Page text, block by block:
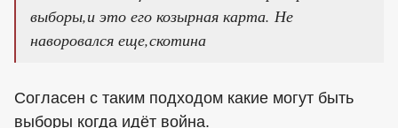
выборы,и это его козырная карта. Не
наворовался еще,скотина
Согласен с таким подходом какие могут быть
выборы когда идёт война.